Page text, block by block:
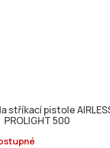
stříkací pistole
PROLIGHT 500